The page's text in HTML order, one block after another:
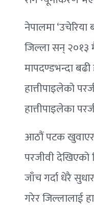
नेपालमा
जिल्ला सन् २०१३
मापदण्डभन्दा
हात्तीपाइलेको
हात्तीपाइलेका
आठौं पटक खुवाएर
परजीवी देखिएको
जाँच गर्दा धेरै
गरेर जिल्लालाई